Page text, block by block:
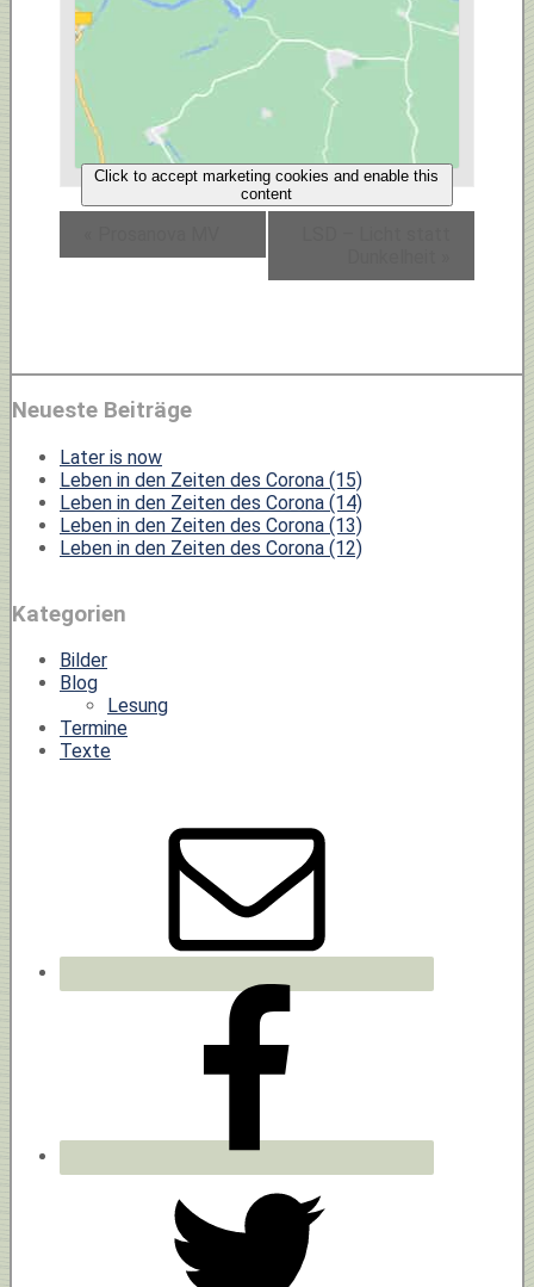
Click to accept marketing cookies and enable this
content
Neueste Beiträge
Later is now
Leben in den Zeiten des Corona (15)
Leben in den Zeiten des Corona (14)
Leben in den Zeiten des Corona (13)
Leben in den Zeiten des Corona (12)
Kategorien
Bilder
Blog
Lesung
Termine
Texte